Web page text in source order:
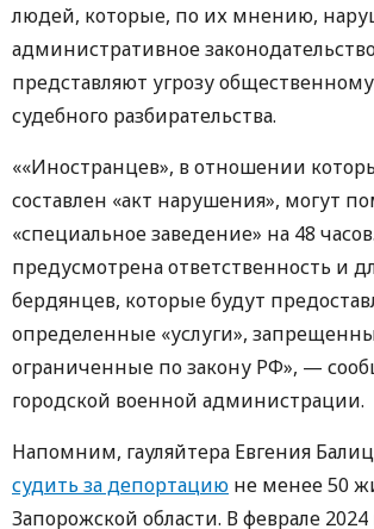
людей, которые, по их мнению,
административное
представляют угрозу
судебного разбирательства.
««Иностранцев», в отношении
составлен «акт нарушения», могут
«специальное заведение» на 48
предусмотрена ответственность и
бердянцев, которые будут
определенные «услуги»,
ограниченные по закону РФ», —
городской военной администрации.
Напомним, гауляйтера Евгения
судить за депортацию не менее 50
Запорожской области. В феврале 2024